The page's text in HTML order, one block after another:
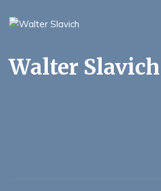
Walter Slavich